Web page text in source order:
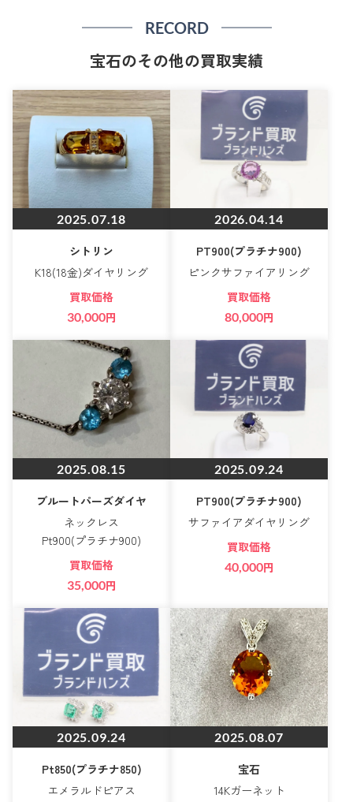
RECORD
宝石のその他の買取実績
2025.07.18
シトリン
K18(18金)ダイヤリング
買取価格
30,000円
2026.04.14
PT900(プラチナ900)
ピンクサファイアリング
買取価格
80,000円
2025.08.15
ブルートパーズダイヤ
ネックレス
Pt900(プラチナ900)
買取価格
35,000円
2025.09.24
PT900(プラチナ900)
サファイアダイヤリング
買取価格
40,000円
2025.09.24
Pt850(プラチナ850)
エメラルドピアス
2025.08.07
宝石
14Kガーネット